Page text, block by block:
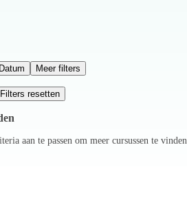
Datum
Meer filters
Filters resetten
aan te passen om meer cursussen te vinden.